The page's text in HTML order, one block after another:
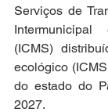
Serviços de
(ICMS)
ecológico
do estado do
2027.